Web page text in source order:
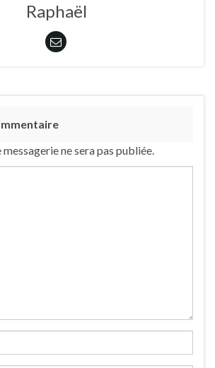
Raphaël
ne sera pas publiée.